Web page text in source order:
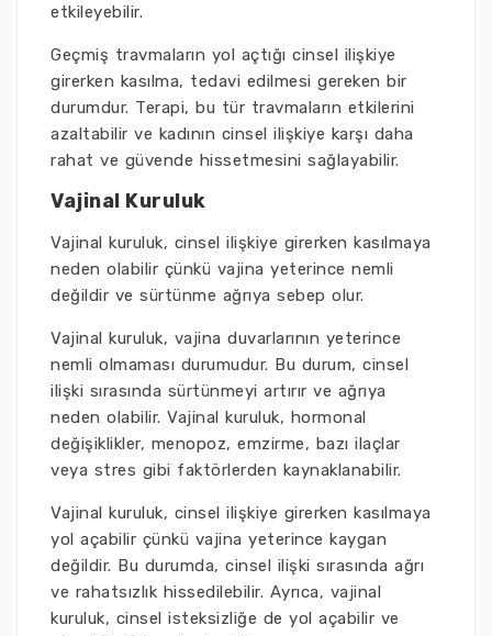
etkileyebilir.
Geçmiş travmaların yol açtığı cinsel ilişkiye
girerken kasılma, tedavi edilmesi gereken bir
durumdur. Terapi, bu tür travmaların etkilerini
azaltabilir ve kadının cinsel ilişkiye karşı daha
rahat ve güvende hissetmesini sağlayabilir.
Vajinal Kuruluk
Vajinal kuruluk, cinsel ilişkiye girerken kasılmaya
neden olabilir çünkü vajina yeterince nemli
değildir ve sürtünme ağrıya sebep olur.
Vajinal kuruluk, vajina duvarlarının yeterince
nemli olmaması durumudur. Bu durum, cinsel
ilişki sırasında sürtünmeyi artırır ve ağrıya
neden olabilir. Vajinal kuruluk, hormonal
değişiklikler, menopoz, emzirme, bazı ilaçlar
veya stres gibi faktörlerden kaynaklanabilir.
Vajinal kuruluk, cinsel ilişkiye girerken kasılmaya
yol açabilir çünkü vajina yeterince kaygan
değildir. Bu durumda, cinsel ilişki sırasında ağrı
ve rahatsızlık hissedilebilir. Ayrıca, vajinal
kuruluk, cinsel isteksizliğe de yol açabilir ve